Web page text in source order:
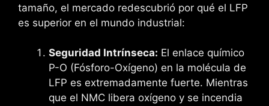
tamaño, el mercado redescubrió por qué el LFP
es superior en el mundo industrial:
Seguridad Intrínseca: El enlace químico
P-O (Fósforo-Oxígeno) en la molécula de
LFP es extremadamente fuerte. Mientras
que el NMC libera oxígeno y se incendia